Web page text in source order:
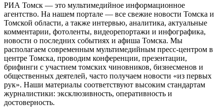
РИА Томск — это мультимедийное информационное
агентство. На нашем портале — все свежие новости Томска и
Томской области, а также интервью, аналитика, актуальные
комментарии, фотоленты, видеорепортажи и инфографика,
новости о последних событиях и афиша Томска. Мы
располагаем современным мультимедийным пресс-центром в
центре Томска, проводим конференции, презентации,
брифинги с участием томских чиновников, бизнесменов и
общественных деятелей, часто получаем новости «из первых
рук». Наши материалы соответствуют высоким стандартам
журналистики: эксклюзивность, оперативность и
достоверность.